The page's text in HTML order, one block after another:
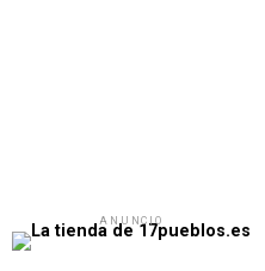
ANUNCIO